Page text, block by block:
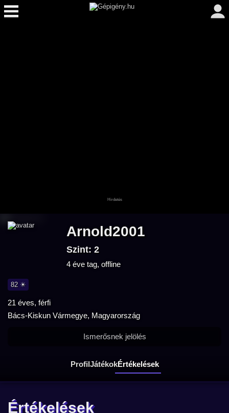
Arnold2001
Szint: 2
4 éve tag, offline
82 ☀
21 éves, férfi
Bács-Kiskun Vármegye, Magyarország
ProfilJátékokÉrtékelések
Ismerősnek jelölés
Értékelések